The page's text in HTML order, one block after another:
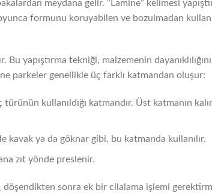
meydana gelir. “Lamine” kelimesi
formunu koruyabilen ve bozulmadan
yapıştırma tekniği, malzemenin
parkeler genellikle üç farklı katmandan oluşur:
kullanıldığı katmandır. Üst katmanın
ya da göknar gibi, bu katmanda kullanılır.
zıt yönde preslenir.
döşendikten sonra ek bir cilalama işlemi